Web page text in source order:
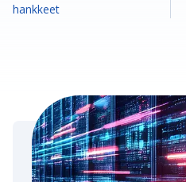
hankkeet